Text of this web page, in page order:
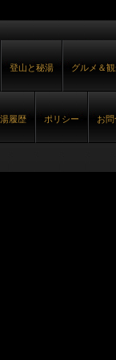
登山と秘湯 グルメ＆
履歴 ポリシー お